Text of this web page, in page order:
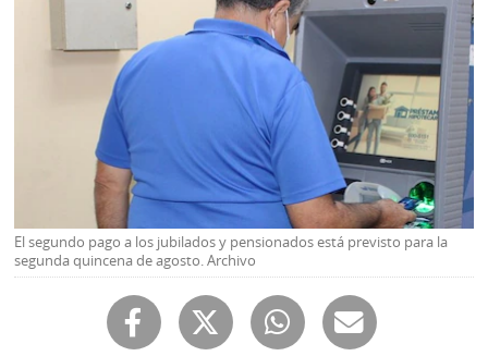
Historias
SERVICIOS
Buscador
Comunicados
Catálogos
Contenido
de
marcas
RSS
Temas
El segundo pago a los jubilados y pensionados está previsto para la
segunda quincena de agosto. Archivo